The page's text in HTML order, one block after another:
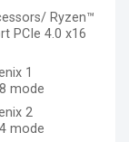
Ryzen™
PCIe 4.0 x16
1
mode
2
mode